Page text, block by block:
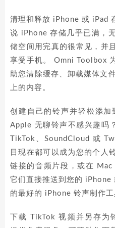
清理和释放 iPhone 或 iPad
说 iPhone 存储几乎已满，
储空间用完真的很常见，并
享受手机。 Omni Toolbox
助您清除缓存、卸载媒体文
上的内容。
创建自己的铃声并轻松添
Apple 无聊铃声不感兴趣吗
TikTok、SoundCloud 或
目现在都可以成为您的个人
链接的音频片段，或在
它们直接推送到您的 iPhone
的最好的 iPhone 铃声制作工
下载 TikTok 视频并另存